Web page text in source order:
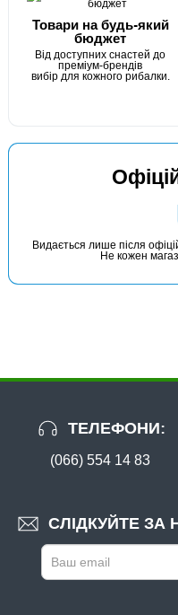
Товари на будь-який
бюджет
Від доступних снастей до
преміум-брендів
вибір для кожного рибалки.
Видається лише після
Не кожен
ТЕЛЕФОНИ:
(066) 554 14 83
СЛІДКУЙТЕ ЗА